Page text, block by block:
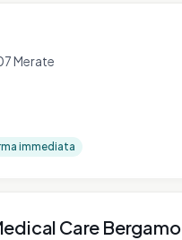
Merate
immediata
Care Bergamo